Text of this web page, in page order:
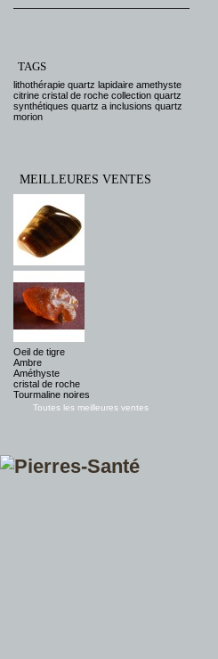
TAGS
lithothérapie quartz lapidaire amethyste
citrine cristal de roche collection quartz
synthétiques quartz a inclusions quartz
morion
MEILLEURES VENTES
Oeil de tigre
Ambre
Améthyste
cristal de roche
Tourmaline noires
Toutes les meilleures ventes